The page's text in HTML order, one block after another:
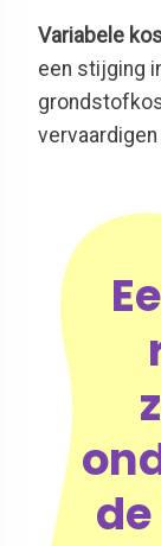
Variabele
een stijging